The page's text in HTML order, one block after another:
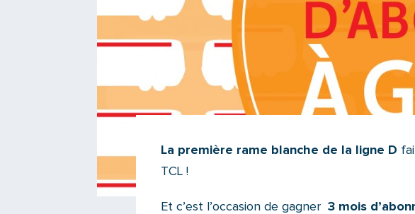
La première rame blanche de la ligne D
TCL !
Et c’est l’occasion de gagner 3 mois